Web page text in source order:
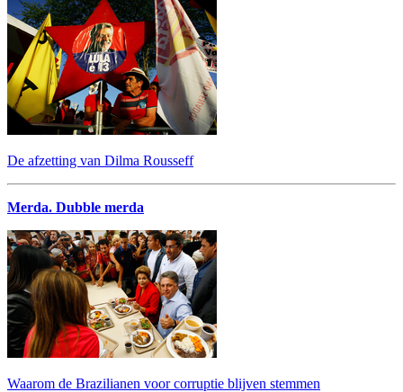
De afzetting van Dilma Rousseff
Merda. Dubble merda
Waarom de Brazilianen voor corruptie blijven stemmen